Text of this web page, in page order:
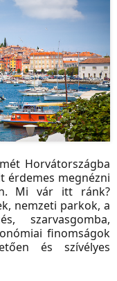
Horvátországba
érdemes megnézni
Mi vár itt ránk?
nemzeti parkok, a
szarvasgomba,
finomságok
és szívélyes